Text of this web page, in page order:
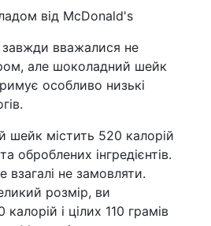
від McDonald's
завжди вважалися не
але шоколадний шейк
особливо низькі
шейк містить 520 калорій
оброблених інгредієнтів.
взагалі не замовляти.
розмір, ви
і цілих 110 грамів